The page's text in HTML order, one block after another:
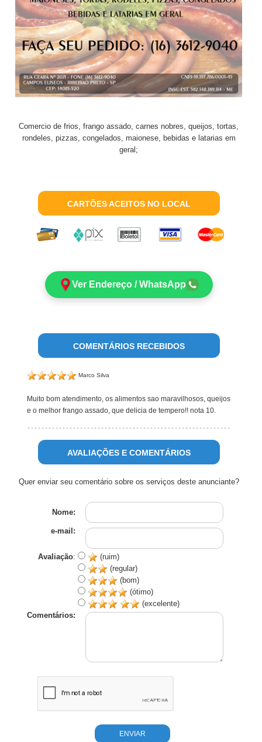
Comercio de frios, frango assado, carnes nobres, queijos, tortas,
rondeles, pizzas, congelados, maionese, bebidas e latarias em
geral;
CARTÕES ACEITOS NO LOCAL
Ver Endereço / WhatsApp
COMENTÁRIOS RECEBIDOS
Marco Silva
Muito bom atendimento, os alimentos sao maravilhosos, queijos
e o melhor frango assado, que delicia de tempero!! nota 10.
AVALIAÇÕES E COMENTÁRIOS
Quer enviar seu comentário sobre os serviços deste anunciante?
Nome:
e-mail:
Avaliação:
(ruim)
(regular)
(bom)
(ótimo)
(excelente)
Comentários: